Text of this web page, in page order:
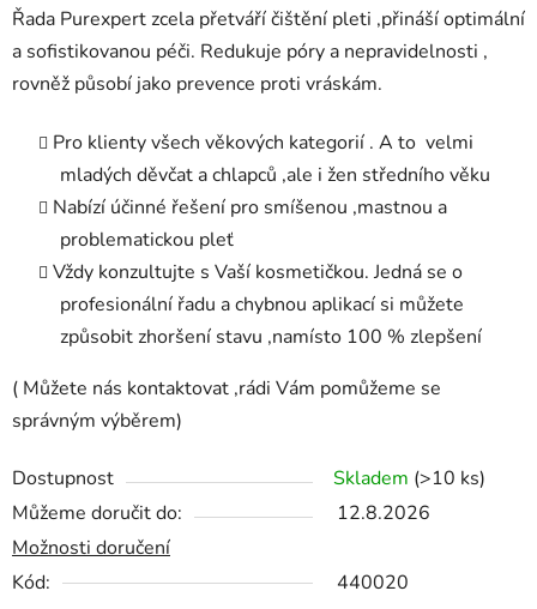
Řada Purexpert zcela přetváří čištění pleti ,přináší optimální
a sofistikovanou péči. Redukuje póry a nepravidelnosti ,
rovněž působí jako prevence proti vráskám.
Pro klienty všech věkových kategorií . A to velmi
mladých děvčat a chlapců ,ale i žen středního věku
Nabízí účinné řešení pro smíšenou ,mastnou a
problematickou pleť
Vždy konzultujte s Vaší kosmetičkou. Jedná se o
profesionální řadu a chybnou aplikací si můžete
způsobit zhoršení stavu ,namísto 100 % zlepšení
( Můžete nás kontaktovat ,rádi Vám pomůžeme se
správným výběrem)
Dostupnost Skladem (>10 ks)
Můžeme doručit do:
12.8.2026
Možnosti doručení
Kód:
440020